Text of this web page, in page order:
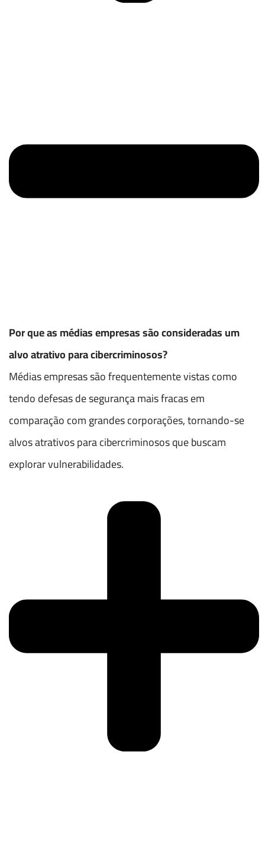
Por que as médias empresas são consideradas um
alvo atrativo para cibercriminosos?
Médias empresas são frequentemente vistas como
tendo defesas de segurança mais fracas em
comparação com grandes corporações, tornando-se
alvos atrativos para cibercriminosos que buscam
explorar vulnerabilidades.